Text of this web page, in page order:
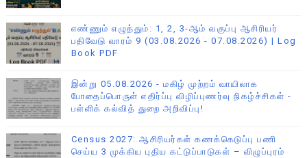
எண்ணும் எழுத்தும்: 1, 2, 3-ஆம் வகுப்பு ஆசிரியர்
பதிவேடு வாரம் 9 (03.08.2026 - 07.08.2026) | Log
Book PDF
இன்று 05.08.2026 - மகிழ் முற்றம் வாயிலாக
போதைப்பொருள் எதிர்ப்பு விழிப்புணர்வு நிகழ்ச்சிகள் -
பள்ளிக் கல்வித் துறை அறிவிப்பு!
Census 2027: ஆசிரியர்கள் கணக்கெடுப்பு பணி
செய்ய 3 முக்கிய புதிய கட்டுப்பாடுகள் – விழுப்புரம்